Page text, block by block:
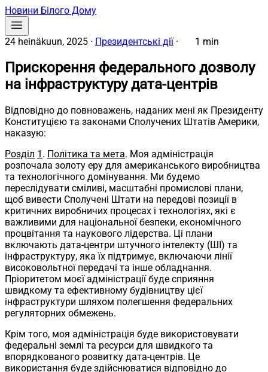
Новини Білого Дому
24 heinäkuun, 2025 · Президентські дії · 1 min
Прискорення федерального дозволу
на інфраструктуру дата-центрів
Відповідно до повноважень, наданих мені як Президенту
Конституцією та законами Сполучених Штатів Америки,
наказую:
Розділ 1 . Політика та мета. Моя адміністрація
розпочала золоту еру для американського виробництва
та технологічного домінування. Ми будемо
переслідувати сміливі, масштабні промислові плани,
щоб вивести Сполучені Штати на передові позиції в
критичних виробничих процесах і технологіях, які є
важливими для національної безпеки, економічного
процвітання та наукового лідерства. Ці плани
включають дата-центри штучного інтелекту (ШІ) та
інфраструктуру, яка їх підтримує, включаючи лінії
високовольтної передачі та інше обладнання.
Пріоритетом моєї адміністрації буде сприяння
швидкому та ефективному будівництву цієї
інфраструктури шляхом полегшення федеральних
регуляторних обмежень.
Крім того, моя адміністрація буде використовувати
федеральні землі та ресурси для швидкого та
впорядкованого розвитку дата-центрів. Це
використання буде здійснюватися відповідно до